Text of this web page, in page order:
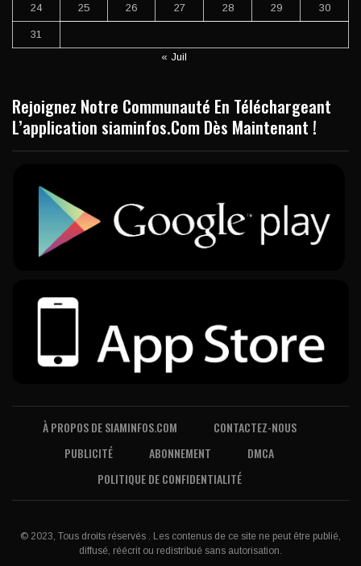
24 25 26 27 28 29 30
31
« Juil
Rejoignez Notre Communauté En Téléchargeant
L’application siaminfos.Com Dès Maintenant !
À PROPOS DE SIAMINFOS.COM
CONTACTEZ-NOUS
PUBLICITÉ
ABONNEMENT
DMCA
POLITIQUE DE CONFIDENTIALITÉ
© 2023, Tous droits réservés . Les contenus de ce site ne peut être publié,
diffusé, réécrit ou redistribué sans autorisation.